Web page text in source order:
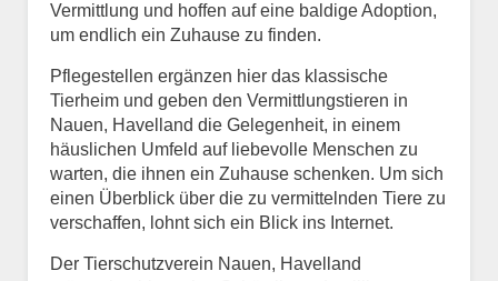
Vermittlung und hoffen auf eine baldige Adoption,
um endlich ein Zuhause zu finden.
Pflegestellen ergänzen hier das klassische
Tierheim und geben den Vermittlungstieren in
Nauen, Havelland die Gelegenheit, in einem
häuslichen Umfeld auf liebevolle Menschen zu
warten, die ihnen ein Zuhause schenken. Um sich
einen Überblick über die zu vermittelnden Tiere zu
verschaffen, lohnt sich ein Blick ins Internet.
Der Tierschutzverein Nauen, Havelland